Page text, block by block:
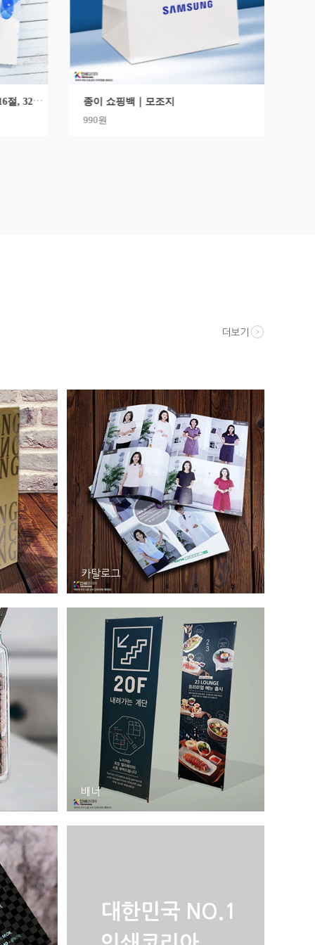
L171 리플렛_A3, A4, A5, 8절, 16절, 32절｜저렴한 합판인쇄
종이 쇼핑백｜모조지
990원
더보기
카탈로그
배너
대한민국 NO.1